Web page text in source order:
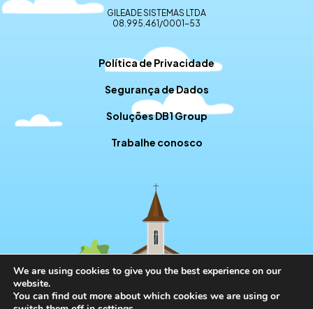
GILEADE SISTEMAS LTDA
08.995.461/0001-53
Política de Privacidade
Segurança de Dados
Soluções DB1 Group
Trabalhe conosco
We are using cookies to give you the best experience on our
website.
You can find out more about which cookies we are using or